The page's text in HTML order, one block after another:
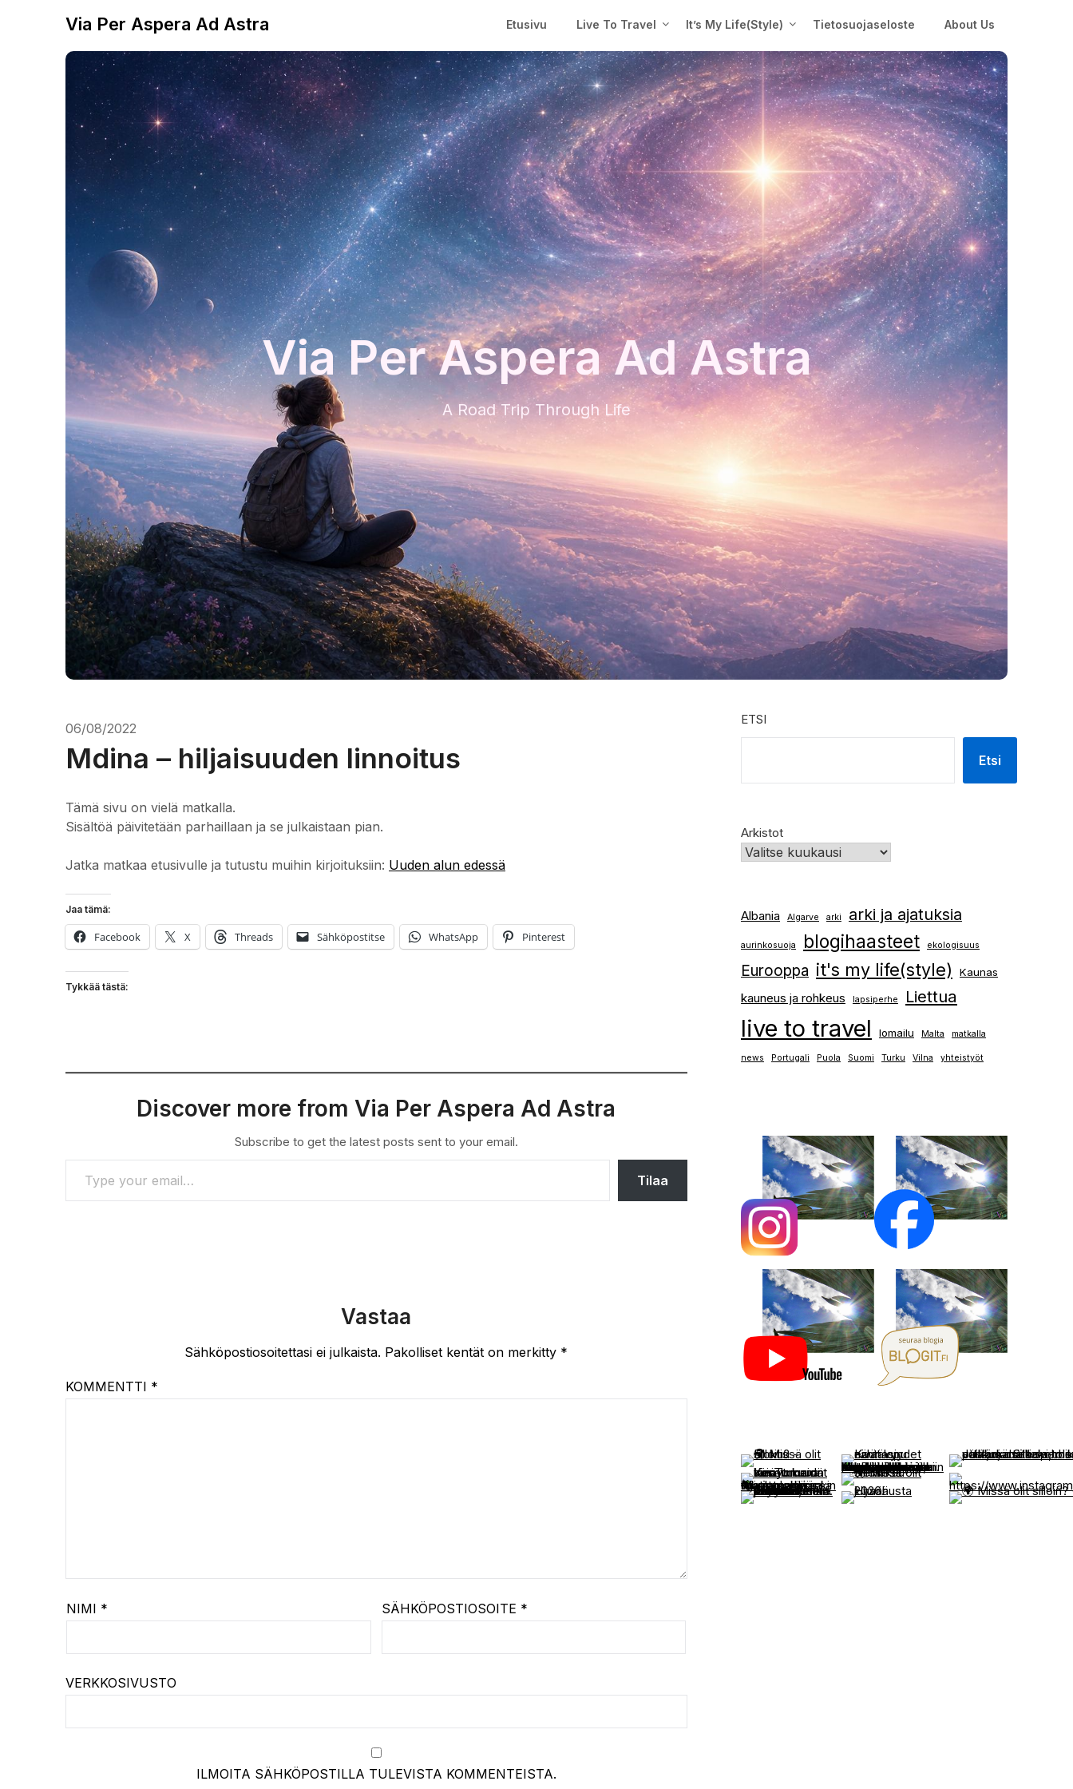
Via Per Aspera Ad Astra Etusivu Live To Travel It’s My Life(Style) Tietosuojaseloste About Us
Via Per Aspera Ad Astra
A Road Trip Through Life
06/08/2022
Mdina – hiljaisuuden linnoitus
Tämä sivu on vielä matkalla.
Sisältöä päivitetään parhaillaan ja se julkaistaan pian.
Jatka matkaa etusivulle ja tutustu muihin kirjoituksiin: Uuden alun edessä
Jaa tämä:
Facebook X Threads Sähköpostitse WhatsApp Pinterest
Tykkää tästä:
Discover more from Via Per Aspera Ad Astra
Subscribe to get the latest posts sent to your email.
TYPE YOUR EMAIL…
Tilaa
Vastaa
Sähköpostiosoitettasi ei julkaista. Pakolliset kentät on merkitty *
KOMMENTTI *
NIMI * SÄHKÖPOSTIOSOITE *
VERKKOSIVUSTO
ILMOITA SÄHKÖPOSTILLA TULEVISTA KOMMENTEISTA.
ETSI
Etsi
Arkistot
Albania Algarve arki arki ja ajatuksia
aurinkosuoja blogihaasteet ekologisuus
Eurooppa it's my life(style) Kaunas
kauneus ja rohkeus lapsiperhe Liettua
live to travel lomailu Malta matkalla
news Portugali Puola Suomi Turku Vilna yhteistyöt